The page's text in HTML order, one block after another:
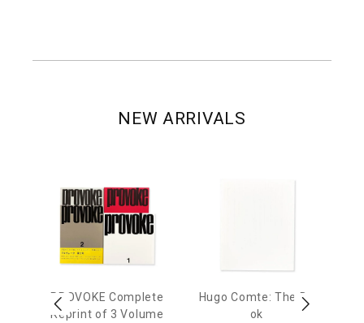
NEW ARRIVALS
PROVOKE Complete
Reprint of 3 Volume
Hugo Comte: The Bo
ok